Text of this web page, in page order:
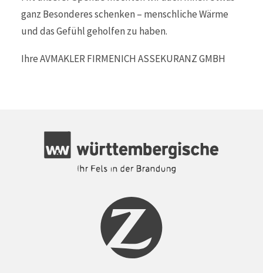
ganz Besonderes schenken – menschliche Wärme
und das Gefühl geholfen zu haben.
Ihre AVMAKLER FIRMENICH ASSEKURANZ GMBH